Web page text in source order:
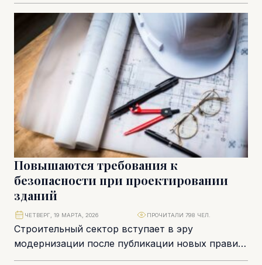
покупателей....
Повышаются требования к
безопасности при проектировании
зданий
Строительный сектор вступает в эру
модернизации после публикации новых правил,
реформирующих сферу электрических работ и
ЧЕТВЕРГ, 19 МАРТА, 2026 ПРОЧИТАЛИ 798 ЧЕЛ.